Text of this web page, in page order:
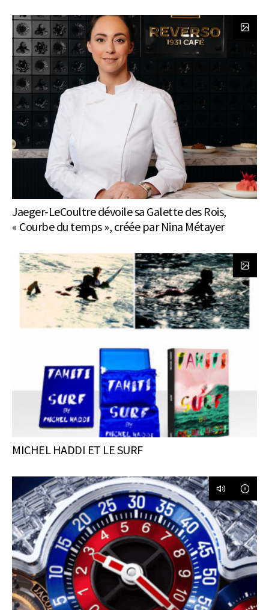
Jaeger-LeCoultre dévoile sa Galette des Rois,
« Courbe du temps », créée par Nina Métayer
MICHEL HADDI ET LE SURF